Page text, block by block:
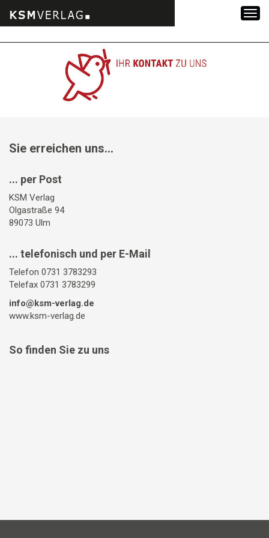
Sie erreichen uns...
... per Post
KSM Verlag
Olgastraße 94
89073 Ulm
... telefonisch und per E-Mail
Telefon 0731 3783293
Telefax 0731 3783299
info@ksm-verlag.de
www.ksm-verlag.de
So finden Sie zu uns